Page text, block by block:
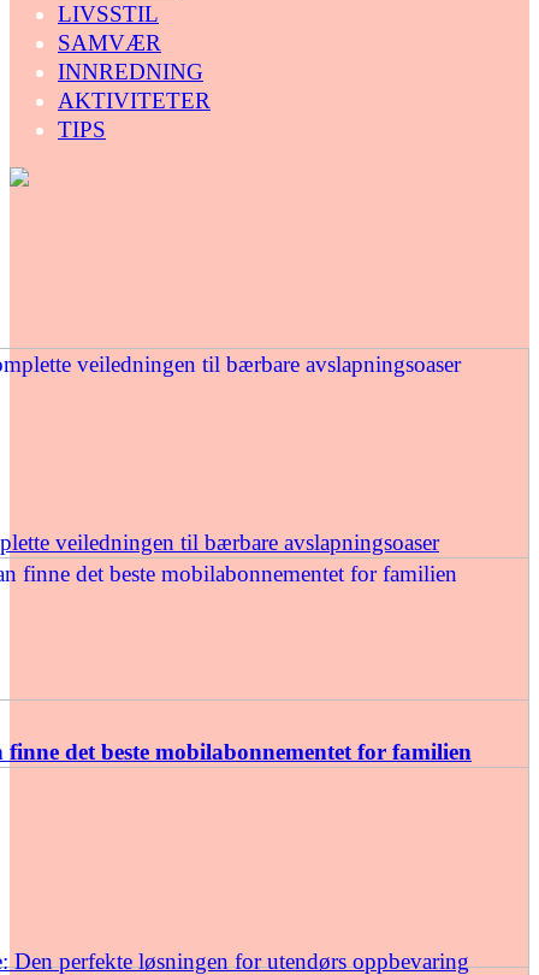
LIVSSTIL
SAMVÆR
INNREDNING
AKTIVITETER
TIPS
veiledningen til bærbare avslapningsoaser
det beste mobilabonnementet for familien
Den perfekte løsningen for utendørs oppbevaring